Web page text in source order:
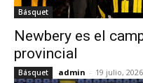
Básquet
Newbery es el
provincial
Básquet admin - 19 julio, 2026